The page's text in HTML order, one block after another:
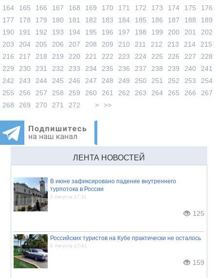
164
165 166 167 168 169 170 171 172 173 174 175
176
177
178 179 180 181 182 183 184 185 186 187 188
189
190
191 192 193 194 195 196 197 198 199 200 201
202
203
204 205 206 207 208 209 210 211 212 213 214
215
216
217 218 219 220 221 222 223 224 225 226 227
228
229
230 231 232 233 234 235 236 237 238 239 240
241
242
243 244 245 246 247 248 249 250 251 252 253
254
255
256 257 258 259 260 261 262 263 264 265 266
267
268
269 270 271 272 > >>
ЛЕНТА НОВОСТЕЙ
В июне зафиксировано падение внутреннего
турпотока в России
5 Августа 17:11
125
Российских туристов на Кубе практически не осталось
4 Августа 17:41
159